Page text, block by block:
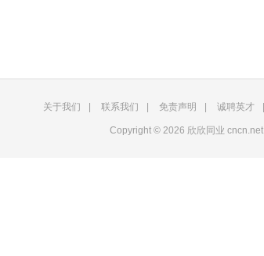
关于我们 联系我们 免责声明 诚聘英才
Copyright © 2026 欣欣同业 cncn.net